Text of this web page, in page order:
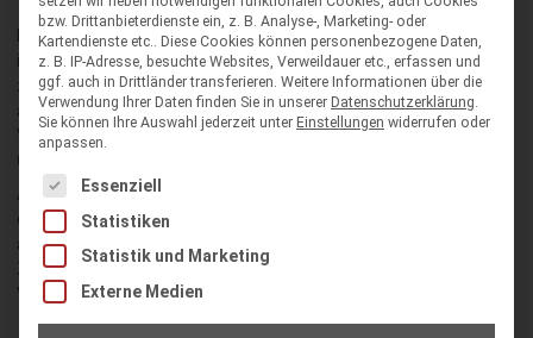
Das Vereinssteuerrecht ist kompliziert und auch für den
interessierten Laien mit seinen umfassenden Regelungen kaum
zu überblicken. Die Zusammenarbeit mit einem Steuerberater ist
also in den meisten Fällen zwingend notwendig, um bei
Vereinsbuchhaltung, Jahresabschluss oder Nachweis der
Gemeinnützigkeit gesetzeskonform zu gestalten.
Auch hier punktet eine leistungsfähige Online-Vereinssoftware,
da sie auch dem Steuerberater jederzeit den Zugriff auf die
aktuelle Lage ermöglichen kann. Das erleichtert die
Zusammenarbeit und setzt die steuerrechtlichen Belange des
Vereins auf eine solide Grundlage.
bzw. Drittanbieterdienste ein, z. B. Analyse-, Marketing- oder
Kartendienste etc.. Diese Cookies können personenbezogene Daten,
z. B. IP-Adresse, besuchte Websites, Verweildauer etc., erfassen und
ggf. auch in Drittländer transferieren. Weitere Informationen über die
Verwendung Ihrer Daten finden Sie in unserer Datenschutzerklärung.
Sie können Ihre Auswahl jederzeit unter Einstellungen widerrufen oder
anpassen.
Es folgt eine Liste der Service-Gruppen, für die eine
Essenziell
Statistiken
Statistik und Marketing
Externe Medien